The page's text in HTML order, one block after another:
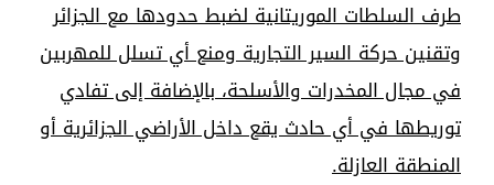
طرف السلطات الموريتانية لضبط حدودها مع الجزائر
وتقنين حركة السير التجارية ومنع أي تسلل للمهربين
في مجال المخدرات والأسلحة، بالإضافة إلى تفادي
توريطها في أي حادث يقع داخل الأراضي الجزائرية أو
المنطقة العازلة.